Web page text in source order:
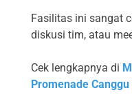
Fasilitas ini sangat
diskusi tim, atau
Cek lengkapnya di
Promenade Canggu